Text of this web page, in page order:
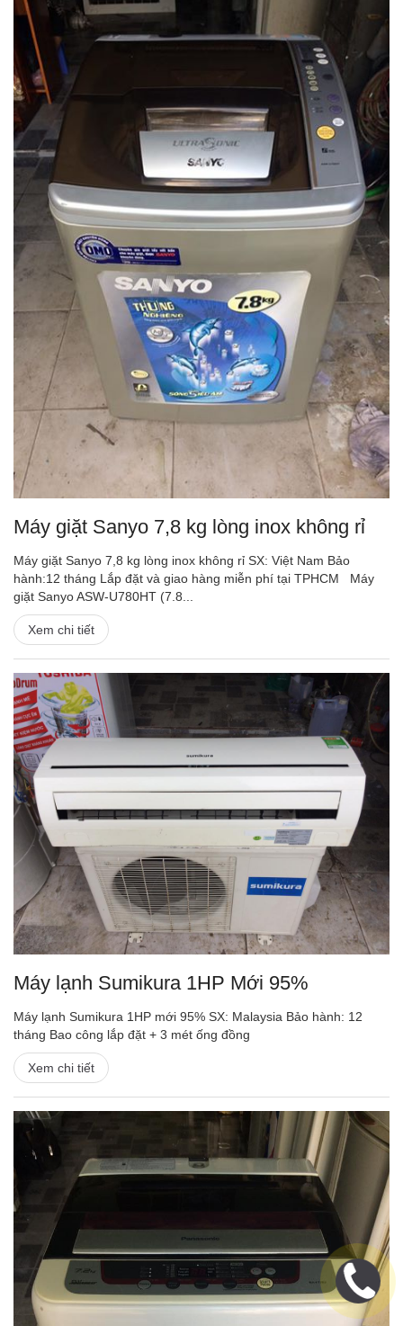
Máy giặt Sanyo 7,8 kg lòng inox không rỉ
Máy giặt Sanyo 7,8 kg lòng inox không rỉ SX: Việt Nam Bảo
hành:12 tháng Lắp đặt và giao hàng miễn phí tại TPHCM Máy
giặt Sanyo ASW-U780HT (7.8...
Xem chi tiết
Máy lạnh Sumikura 1HP Mới 95%
Máy lạnh Sumikura 1HP mới 95% SX: Malaysia Bảo hành: 12
tháng Bao công lắp đặt + 3 mét ống đồng
Xem chi tiết